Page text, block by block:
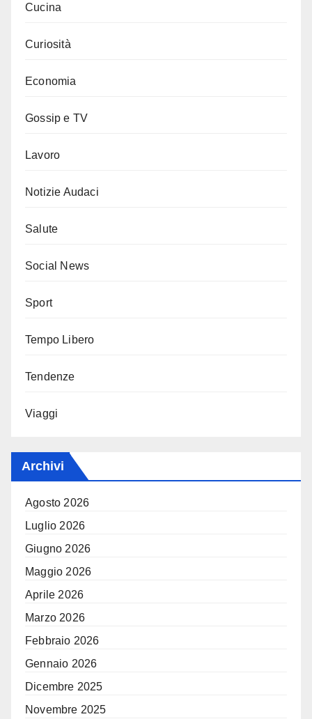
Cucina
Curiosità
Economia
Gossip e TV
Lavoro
Notizie Audaci
Salute
Social News
Sport
Tempo Libero
Tendenze
Viaggi
Archivi
Agosto 2026
Luglio 2026
Giugno 2026
Maggio 2026
Aprile 2026
Marzo 2026
Febbraio 2026
Gennaio 2026
Dicembre 2025
Novembre 2025